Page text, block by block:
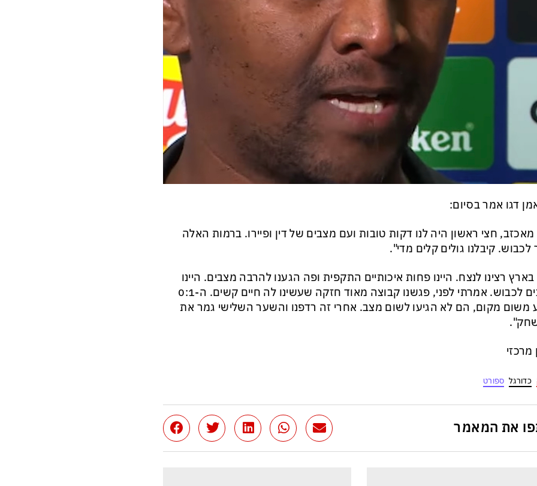
דגו אמר בסיום:
חצי ראשון היה לנו דקות טובות ועם מצבים של דין ופיירו. ברמות האלה
לכבוש. קיבלנו גולים קלים מדי".
רצינו לנצח. היינו פחות איכותיים התקפית ופה הגענו להרבה מצבים. היינו
חייבים לכבוש. אמרתי לפני, פגשנו קבוצה מאוד חזקה שעשינו לה חיים קשים. ה-0:1
משום מקום, הם לא הגיעו לשום מצב. אחרי זה רדפנו והשער השלישי גמר את
מרכזי
כדורגל ספורט
את המאמר